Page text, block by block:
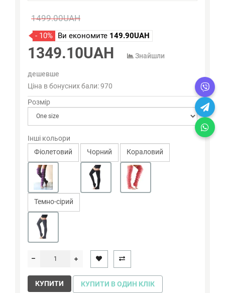
1499.00UAH
- 10% Ви економите 149.90UAH
1349.10UAH Знайшли
дешевше
Ціна в бонусних бали:970
Розмір
Інші кольори
Фіолетовий
Чорний Кораловий
Темно-сірий
КУПИТИ КУПИТИ В ОДИН КЛІК